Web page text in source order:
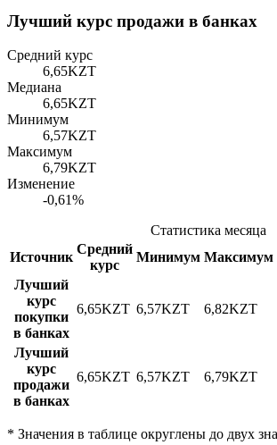
Лучший курс продажи в банках
Средний курс
6,65KZT
Медиана
6,65KZT
Минимум
6,57KZT
Максимум
6,79KZT
Изменение
-0,61%
Статистика месяца
Источник
Средний
курс
Минимум Максимум
Лучший
курс
покупки
в банках
6,65KZT 6,57KZT 6,82KZT
Лучший
курс
продажи
в банках
6,65KZT 6,57KZT 6,79KZT
* Значения в таблице округлены до двух